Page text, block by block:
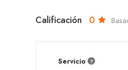
Calificación 0
Servicio